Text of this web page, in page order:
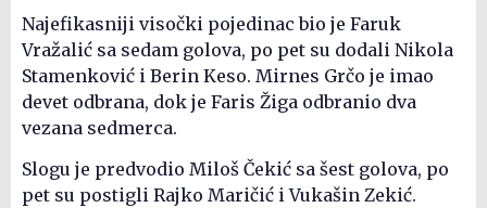
Najefikasniji visočki pojedinac bio je Faruk
Vražalić sa sedam golova, po pet su dodali Nikola
Stamenković i Berin Keso. Mirnes Grčo je imao
devet odbrana, dok je Faris Žiga odbranio dva
vezana sedmerca.
Slogu je predvodio Miloš Čekić sa šest golova, po
pet su postigli Rajko Maričić i Vukašin Zekić.